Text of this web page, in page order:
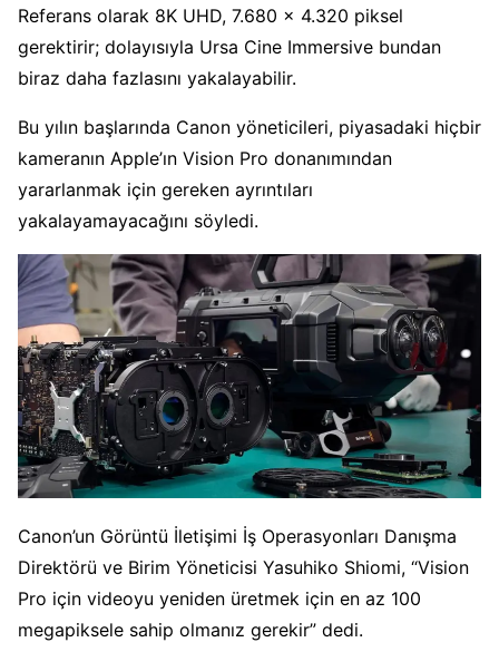
Referans olarak 8K UHD, 7.680 x 4.320 piksel
gerektirir; dolayısıyla Ursa Cine Immersive bundan
biraz daha fazlasını yakalayabilir.
Bu yılın başlarında Canon yöneticileri, piyasadaki hiçbir
kameranın Apple’ın Vision Pro donanımından
yararlanmak için gereken ayrıntıları
yakalayamayacağını söyledi.
Canon’un Görüntü İletişimi İş Operasyonları Danışma
Direktörü ve Birim Yöneticisi Yasuhiko Shiomi, “Vision
Pro için videoyu yeniden üretmek için en az 100
megapiksele sahip olmanız gerekir” dedi.